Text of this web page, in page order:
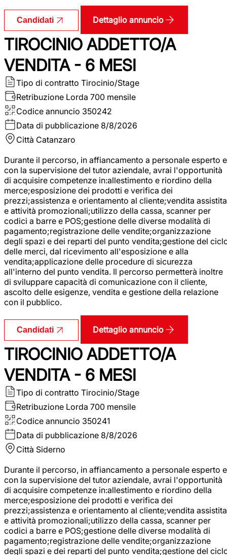
Candidati Dettaglio annuncio
TIROCINIO ADDETTO/A
VENDITA - 6 MESI
Tipo di contratto Tirocinio/Stage
Retribuzione Lorda 700 mensile
Codice annuncio 350242
Data di pubblicazione 8/8/2026
Città Catanzaro
Durante il percorso, in affiancamento a personale esperto e
con la supervisione del tutor aziendale, avrai l'opportunità
di acquisire competenze in:allestimento e riordino della
merce;esposizione dei prodotti e verifica dei
prezzi;assistenza e orientamento al cliente;vendita assistita
e attività promozionali;utilizzo della cassa, scanner per
codici a barre e POS;gestione delle diverse modalità di
pagamento;registrazione delle vendite;organizzazione
degli spazi e dei reparti del punto vendita;gestione del
delle merci, dal ricevimento all'esposizione e alla
vendita;applicazione delle procedure di sicurezza
all'interno del punto vendita. Il percorso permetterà inoltre
di sviluppare capacità di comunicazione con il cliente,
ascolto delle esigenze, vendita e gestione della relazione
con il pubblico.
Candidati Dettaglio annuncio
TIROCINIO ADDETTO/A
VENDITA - 6 MESI
Tipo di contratto Tirocinio/Stage
Retribuzione Lorda 700 mensile
Codice annuncio 350241
Data di pubblicazione 8/8/2026
Città Siderno
Durante il percorso, in affiancamento a personale esperto e
con la supervisione del tutor aziendale, avrai l'opportunità
di acquisire competenze in:allestimento e riordino della
merce;esposizione dei prodotti e verifica dei
prezzi;assistenza e orientamento al cliente;vendita assistita
e attività promozionali;utilizzo della cassa, scanner per
codici a barre e POS;gestione delle diverse modalità di
pagamento;registrazione delle vendite;organizzazione
degli spazi e dei reparti del punto vendita;gestione del